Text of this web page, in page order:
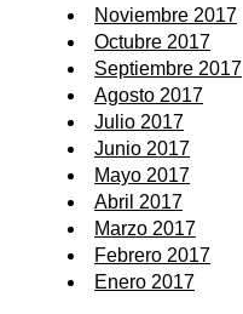
Noviembre 2017
Octubre 2017
Septiembre 2017
Agosto 2017
Julio 2017
Junio 2017
Mayo 2017
Abril 2017
Marzo 2017
Febrero 2017
Enero 2017